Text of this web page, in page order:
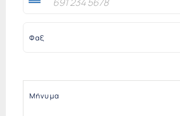
Φαξ
Μήνυμα